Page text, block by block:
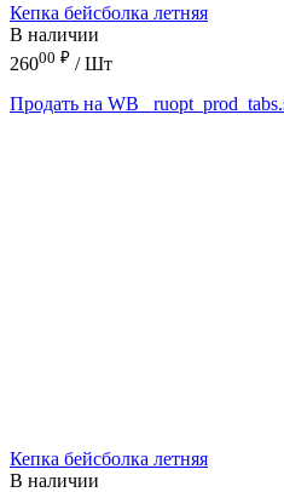
Кепка бейсболка летняя
В наличии
26000 ₽ / Шт
Продать на WB
Кепка бейсболка летняя
В наличии